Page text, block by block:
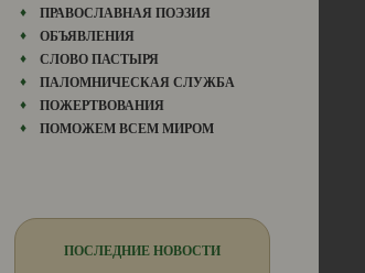
ПРАВОСЛАВНАЯ ПОЭЗИЯ
ОБЪЯВЛЕНИЯ
СЛОВО ПАСТЫРЯ
ПАЛОМНИЧЕСКАЯ СЛУЖБА
ПОЖЕРТВОВАНИЯ
ПОМОЖЕМ ВСЕМ МИРОМ
ПОСЛЕДНИЕ НОВОСТИ